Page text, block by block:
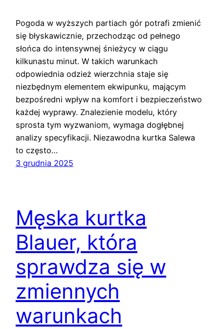
Pogoda w wyższych partiach gór potrafi zmienić
się błyskawicznie, przechodząc od pełnego
słońca do intensywnej śnieżycy w ciągu
kilkunastu minut. W takich warunkach
odpowiednia odzież wierzchnia staje się
niezbędnym elementem ekwipunku, mającym
bezpośredni wpływ na komfort i bezpieczeństwo
każdej wyprawy. Znalezienie modelu, który
sprosta tym wyzwaniom, wymaga dogłębnej
analizy specyfikacji. Niezawodna kurtka Salewa
to często…
3 grudnia 2025
Męska kurtka
Blauer, która
sprawdza się w
zmiennych
warunkach